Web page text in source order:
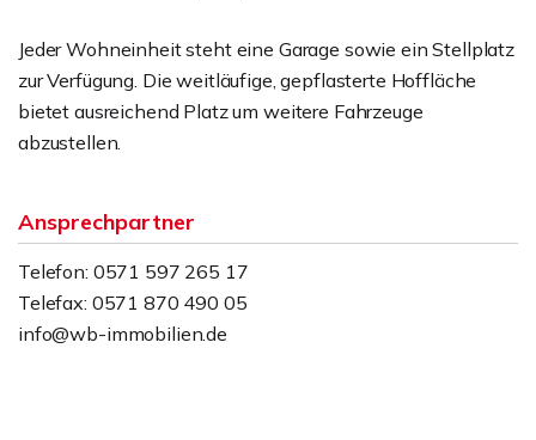
Jeder Wohneinheit steht eine Garage sowie ein Stellplatz
zur Verfügung. Die weitläufige, gepflasterte Hoffläche
bietet ausreichend Platz um weitere Fahrzeuge
abzustellen.
Ansprechpartner
Telefon: 0571 597 265 17
Telefax: 0571 870 490 05
info@wb-immobilien.de